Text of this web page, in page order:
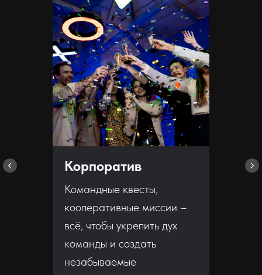
Корпоратив
Командные квесты,
кооперативные миссии –
всё, чтобы укрепить дух
команды и создать
незабываемые